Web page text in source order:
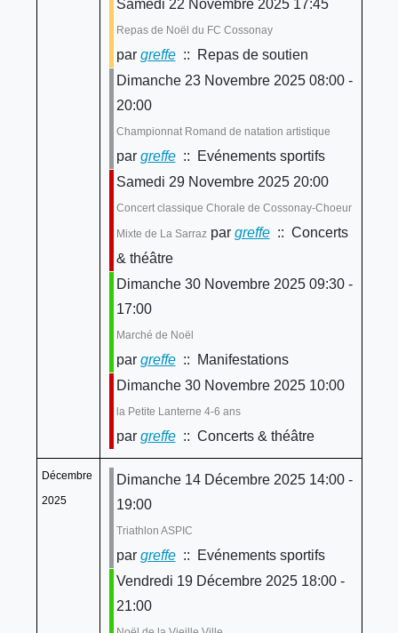
Samedi 22 Novembre 2025 17:45
Repas de Noël du FC Cossonay
par greffe:: Repas de soutien
Dimanche 23 Novembre 2025 08:00 -
20:00
Championnat Romand de natation artistique
par greffe:: Evénements sportifs
Samedi 29 Novembre 2025 20:00
Concert classique Chorale de Cossonay-Choeur
Mixte de La Sarrazpar greffe:: Concerts
& théâtre
Dimanche 30 Novembre 2025 09:30 -
17:00
Marché de Noël
par greffe:: Manifestations
Dimanche 30 Novembre 2025 10:00
la Petite Lanterne 4-6 ans
par greffe:: Concerts & théâtre
Décembre
2025
Dimanche 14 Décembre 2025 14:00 -
19:00
Triathlon ASPIC
par greffe:: Evénements sportifs
Vendredi 19 Décembre 2025 18:00 -
21:00